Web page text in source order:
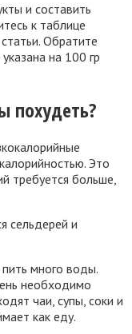
и составить
к таблице
Обратите
на 100 гр
похудеть?
Это
требуется больше,
сельдерей и
много воды.
необходимо
чаи, супы, соки и
как еду.